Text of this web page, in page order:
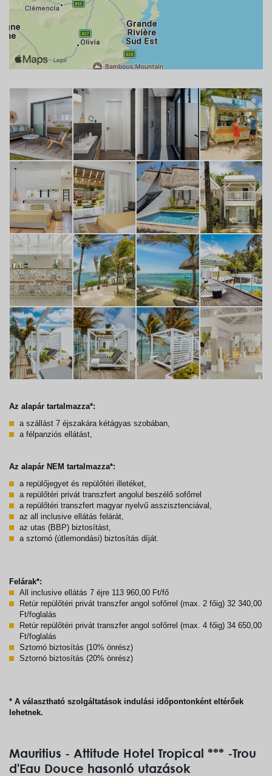
Az alapár tartalmazza*:
a szállást 7 éjszakára kétágyas szobában,
a félpanziós ellátást,
Az alapár NEM tartalmazza*:
a repülőjegyet és repülőtéri illetéket,
a repülőtéri privát transzfert angolul beszélő sofőrrel
a repülőtéri transzfert magyar nyelvű asszisztenciával,
az all inclusive ellátás felárát,
az utas (BBP) biztosítást,
a sztornó (útlemondási) biztosítás díját.
Felárak*:
All inclusive ellátás 7 éjre 113 960,00 Ft/fő
Retúr repülőtéri privát transzfer angol sofőrrel (max. 2 főig) 32 340,00
Ft/foglalás
Retúr repülőtéri privát transzfer angol sofőrrel (max. 4 főig) 34 650,00
Ft/foglalás
Sztornó biztosítás (10% önrész)
Sztornó biztosítás (20% önrész)
* A választható szolgáltatások indulási időpontonként eltérőek
lehetnek.
Mauritius - Attitude Hotel Tropical *** -Trou
d'Eau Douce hasonló utazások